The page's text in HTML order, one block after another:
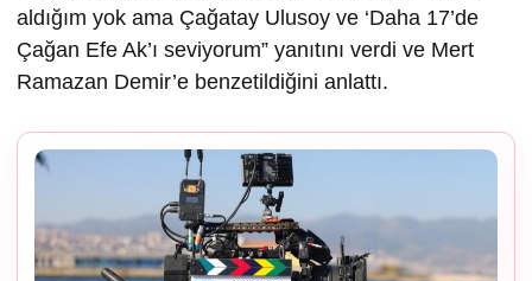
aldığım yok ama Çağatay Ulusoy ve ‘Daha 17’de
Çağan Efe Ak’ı seviyorum” yanıtını verdi ve Mert
Ramazan Demir’e benzetildiğini anlattı.